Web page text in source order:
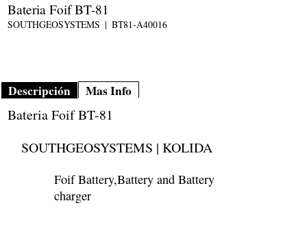
Bateria Foif BT-81
SOUTHGEOSYSTEMS BT81-A40016
Descripción Mas Info
Bateria Foif BT-81
SOUTHGEOSYSTEMS | KOLIDA
Foif Battery,Battery and Battery
charger